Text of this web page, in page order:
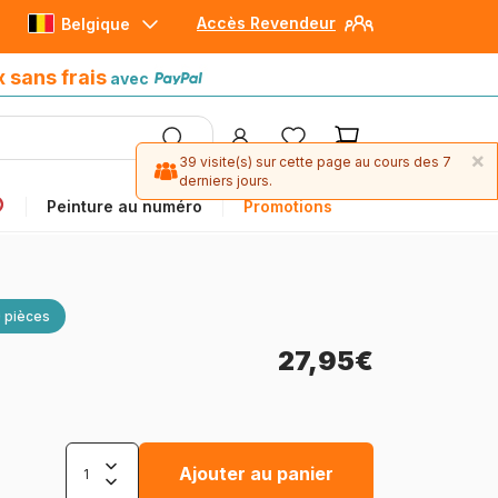
Accès Revendeur
Belgique
sans frais avec
Peinture au numéro Promotions
pièces
27,95€
Ajouter au panier
×
39 visite(s) sur cette page au cours des 7
derniers jours.